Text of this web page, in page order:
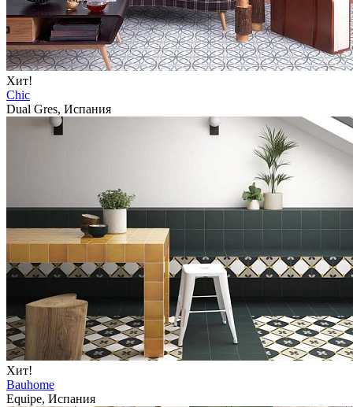
Хит!
Chic
Dual Gres, Испания
Хит!
Bauhome
Equipe, Испания